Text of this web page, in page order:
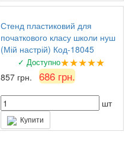
Стенд пластиковий для
початкового класу школи нуш
(Мій настрій) Код-18045
✓ Доступно★★★★★
857 грн. 686 грн.
шт
Купити